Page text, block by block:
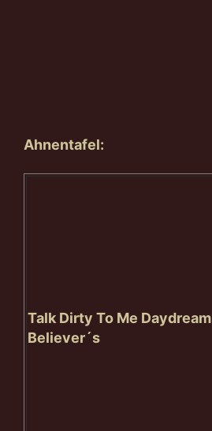
Ahnentafel:
Talk Dirty To Me Daydream
Believer´s